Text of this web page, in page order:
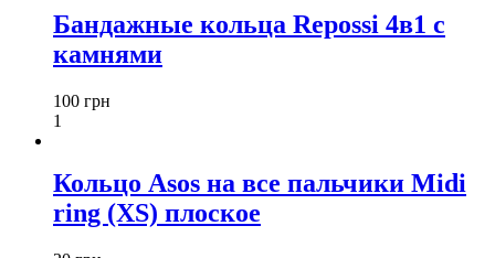
Бандажные кольца Repossi 4в1 с
камнями
100 грн
1
Кольцо Asos на все пальчики Midi
ring (XS) плоское